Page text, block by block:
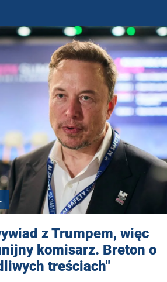
z Trumpem, więc
komisarz. Breton o
treściach"